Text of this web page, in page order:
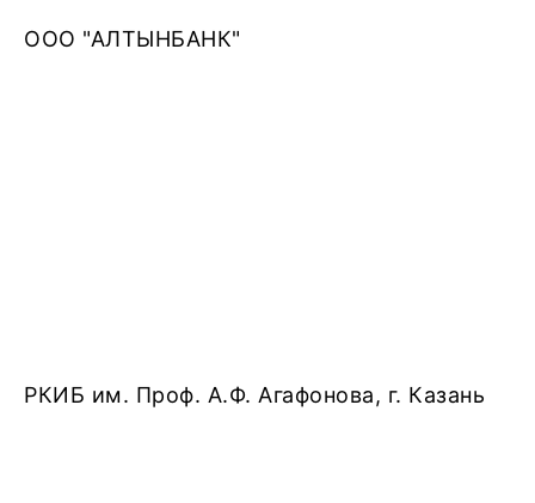
ООО "АЛТЫНБАНК"
РКИБ им. Проф. А.Ф. Агафонова, г. Казань